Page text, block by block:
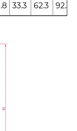
33.3 62.3 92.3